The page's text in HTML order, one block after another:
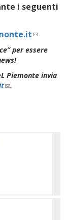
i seguenti
(link
e-
per essere
Piemonte invia
(link
.